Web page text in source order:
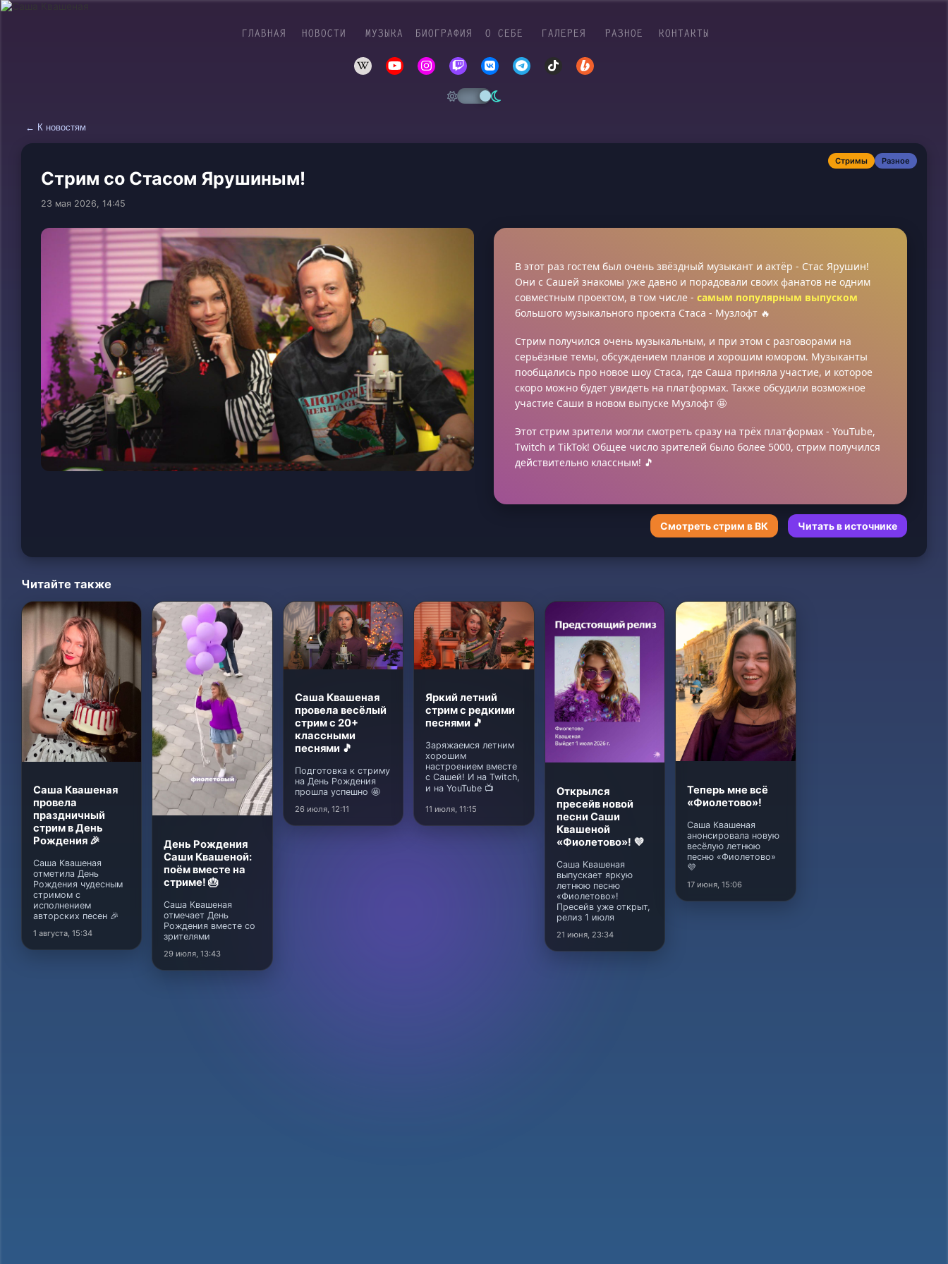
ГЛАВНАЯ НОВОСТИ МУЗЫКА БИОГРАФИЯ О СЕБЕ ГАЛЕРЕЯ РАЗНОЕ КОНТАКТЫ
← К новостям
Стримы Разное
Стрим со Стасом Ярушиным!
23 мая 2026, 14:45
В этот раз гостем был очень звёздный музыкант и актёр - Стас Ярушин!
Они с Сашей знакомы уже давно и порадовали своих фанатов не одним
совместным проектом, в том числе - самым популярным выпуском
большого музыкального проекта Стаса - Музлофт 🔥
Стрим получился очень музыкальным, и при этом с разговорами на
серьёзные темы, обсуждением планов и хорошим юмором. Музыканты
пообщались про новое шоу Стаса, где Саша приняла участие, и которое
скоро можно будет увидеть на платформах. Также обсудили возможное
участие Саши в новом выпуске Музлофт 🤩
Этот стрим зрители могли смотреть сразу на трёх платформах - YouTube,
Twitch и TikTok! Общее число зрителей было более 5000, стрим получился
действительно классным! 🎵
Смотреть стрим в ВК Читать в источнике
Читайте также
Саша Квашеная
провела
праздничный
стрим в День
Рождения 🎉
Саша Квашеная
отметила День
Рождения чудесным
стримом с
исполнением
авторских песен 🎉
1 августа, 15:34
День Рождения
Саши Квашеной:
поём вместе на
стриме! 🎂
Саша Квашеная
отмечает День
Рождения вместе со
зрителями
29 июля, 13:43
Саша Квашеная
провела весёлый
стрим с 20+
классными
песнями 🎵
Подготовка к стриму
на День Рождения
прошла успешно 🤩
26 июля, 12:11
Яркий летний
стрим с редкими
песнями 🎵
Заряжаемся летним
хорошим
настроением вместе
с Сашей! И на Twitch,
и на YouTube 📺
11 июля, 11:15
Открылся
пресейв новой
песни Саши
Квашеной
«Фиолетово»! 💜
Саша Квашеная
выпускает яркую
летнюю песню
«Фиолетово»!
Пресейв уже открыт,
релиз 1 июля
21 июня, 23:34
Теперь мне всё
«Фиолетово»!
Саша Квашеная
анонсировала новую
весёлую летнюю
песню «Фиолетово»
💜
17 июня, 15:06